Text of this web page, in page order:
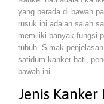
yang berada di bawah
rusuk ini adalah salah
memiliki banyak fungsi
tubuh. Simak
satidum kanker hati,
bawah ini.
Jenis Kanker